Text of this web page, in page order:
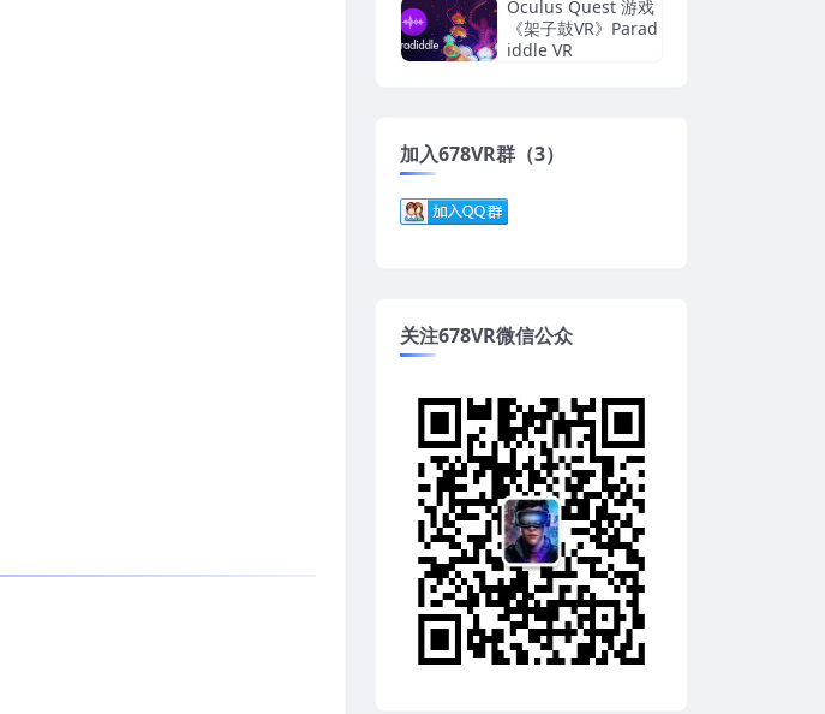
or
Oculus Quest 游戏
《架子鼓VR》Parad
iddle VR
加入678VR群（3）
关注678VR微信公众